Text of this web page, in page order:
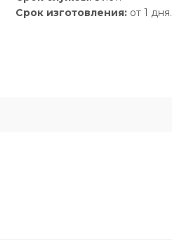
Срок изготовления:от 1 дня.